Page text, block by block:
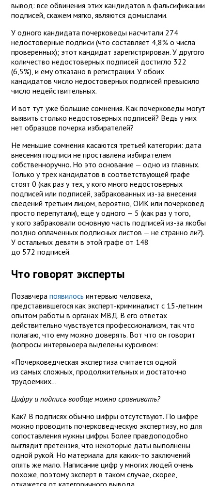
вывод: все обвинения этих кандидатов в фальсификации
подписей, скажем мягко, являются домыслами.
У одного кандидата почерковеды насчитали 274
недостоверные подписи (что составляет 4,8% о числа
проверенных); этот кандидат зарегистрирован. У другого
количество недостоверных подписей достигло 322
(6,5%), и ему отказано в регистрации. У обоих
кандидатов число недостоверных подписей превысило
число недействительных.
И вот тут уже большие сомнения. Как почерковеды могут
выявить столько недостоверных подписей? Ведь у них
нет образцов почерка избирателей?
Не меньшие сомнения касаются третьей категории: дата
внесения подписи не проставлена избирателем
собственноручно. Но это основание — одно из главных.
Только у трех кандидатов в соответствующей графе
стоят 0 (как раз у тех, у кого много недостоверных
подписей или подписей, забракованных из-за внесения
сведений третьим лицом, вероятно, ОИК или почерковед
просто перепутали), еще у одного — 5 (как раз у того,
у кого забраковали основную часть подписей из-за якобы
поздно оплаченных подписных листов — не странно ли?).
У остальных девяти в этой графе от 148
до 572 подписей.
Что говорят эксперты
Позавчера появилось интервью человека,
представившегося как эксперт-криминалист с 15-летним
опытом работы в органах МВД. В его ответах
действительно чувствуется профессионализм, так что
полагаю, что ему можно доверять. Вот что он говорит
(вопросы интервьюера выделены курсивом:
«Почерковедческая экспертиза считается одной
из самых сложных, продолжительных и достаточно
трудоемких...
Цифру и подпись вообще можно сравнивать?
Как? В подписях обычно цифры отсутствуют. По цифре
можно проводить почерковедческую экспертизу, но для
сопоставления нужны цифры. Более правдоподобно
выглядит претензия, что некоторые даты выполнены
одной рукой. Но материала для каких-то заключений
опять же мало. Написание цифр у многих людей очень
похоже, поэтому эксперт в таком случае, скорее,
откажется от категоричного вывода.